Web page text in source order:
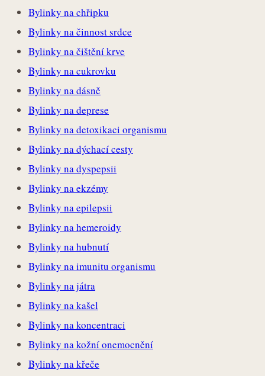
Bylinky na chřipku
Bylinky na činnost srdce
Bylinky na čištění krve
Bylinky na cukrovku
Bylinky na dásně
Bylinky na deprese
Bylinky na detoxikaci organismu
Bylinky na dýchací cesty
Bylinky na dyspepsii
Bylinky na ekzémy
Bylinky na epilepsii
Bylinky na hemeroidy
Bylinky na hubnutí
Bylinky na imunitu organismu
Bylinky na játra
Bylinky na kašel
Bylinky na koncentraci
Bylinky na kožní onemocnění
Bylinky na křeče